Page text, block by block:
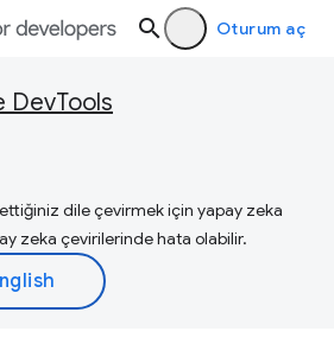
Oturum aç
DevTools
dile çevirmek için yapay zeka
zeka çevirilerinde hata olabilir.